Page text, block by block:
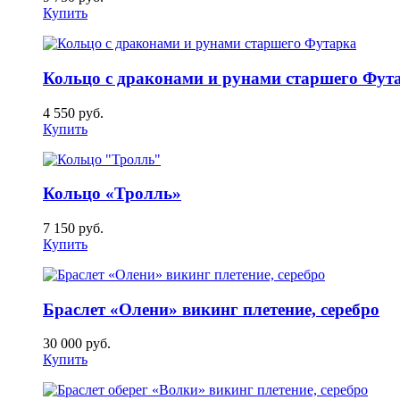
Купить
Кольцо с драконами и рунами старшего
4 550 руб.
Купить
Кольцо «Тролль»
7 150 руб.
Купить
Браслет «Олени» викинг плетение, серебро
30 000 руб.
Купить